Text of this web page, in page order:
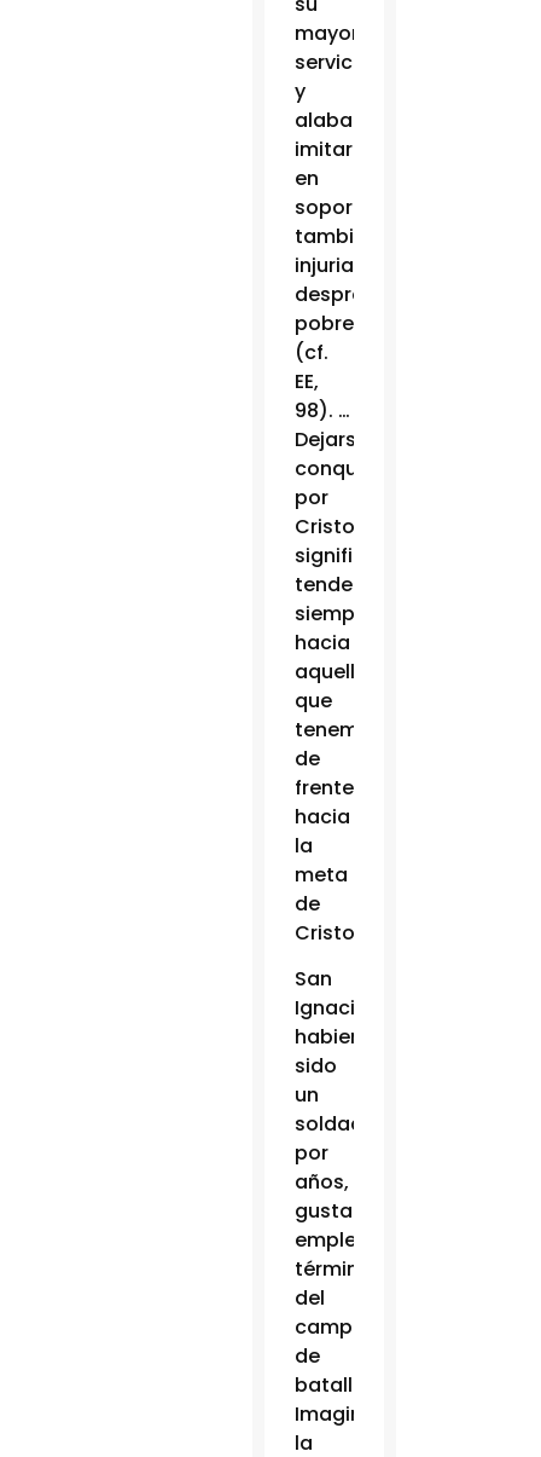
mayor
servicio
y
alabanza,
imitarle
en
soportar
también
injurias,
desprecio,
pobreza
(cf.
EE,
98). …
Dejarse
conquistar
por
Cristo
significa
tender
siempre
hacia
aquello
que
tenemos
de
frente,
hacia
la
meta
de
Cristo”.
San
Ignacio,
habiendo
sido
un
soldado
por
años,
gustaba
emplear
términos
del
campo
de
batalla.
Imaginó
la